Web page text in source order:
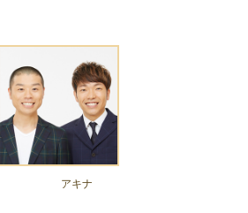
アキナ